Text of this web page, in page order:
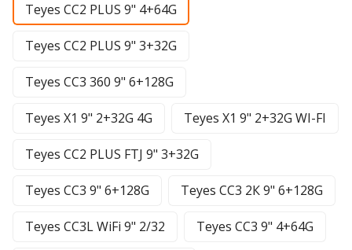
Teyes CC2 PLUS 9" 4+64G
Teyes CC2 PLUS 9" 3+32G
Teyes CC3 360 9" 6+128G
Teyes X1 9" 2+32G 4G Teyes X1 9" 2+32G WI-FI
Teyes CC2 PLUS FTJ 9" 3+32G
Teyes CC3 9" 6+128G Teyes CC3 2К 9" 6+128G
Teyes CC3L WiFi 9" 2/32 Teyes CC3 9" 4+64G